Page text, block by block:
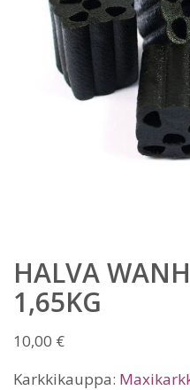
HALVA
1,65KG
10,00 €
Karkkikauppa: